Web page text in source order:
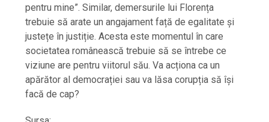
pentru mine”. Similar, demersurile lui Florența
trebuie să arate un angajament față de egalitate și
justețe în justiție. Acesta este momentul în care
societatea românească trebuie să se întrebe ce
viziune are pentru viitorul său. Va acționa ca un
apărător al democrației sau va lăsa corupția să își
facă de cap?